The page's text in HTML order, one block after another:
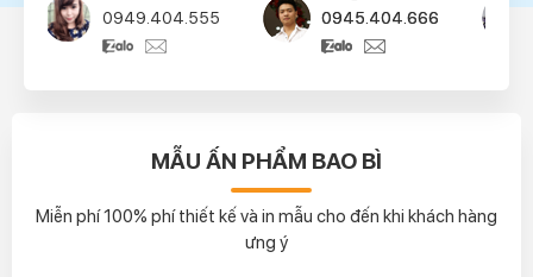
0945.404.666
0944.404.777
MẪU ẤN PHẨM BAO BÌ
Miễn phí 100% phí thiết kế và in mẫu cho đến khi khách hàng
ưng ý